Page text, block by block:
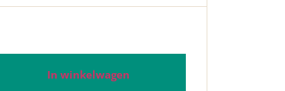
In winkelwagen